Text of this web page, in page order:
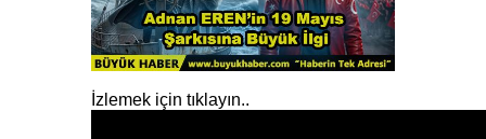
İzlemek için tıklayın..